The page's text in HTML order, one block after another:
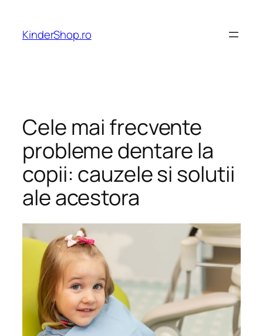
content
KinderShop.ro
Cele mai frecvente
probleme dentare la
copii: cauzele si solutii
ale acestora